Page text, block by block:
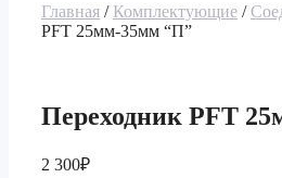
Главная / Комплектующие /
PFT 25мм-35мм “П”
Переходник PFT
2 300₽